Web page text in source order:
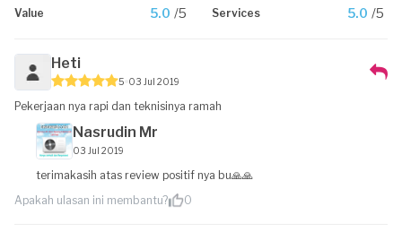
Value 5.0 /5 Services 5.0 /5
Heti
5 03 Jul 2019
Pekerjaan nya rapi dan teknisinya ramah
Nasrudin Mr
03 Jul 2019
terimakasih atas review positif nya bu🙏🙏
Apakah ulasan ini membantu?
0